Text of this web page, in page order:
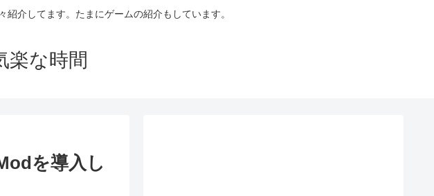
介してます。たまにゲームの紹介もしています。
な時間
を導入し